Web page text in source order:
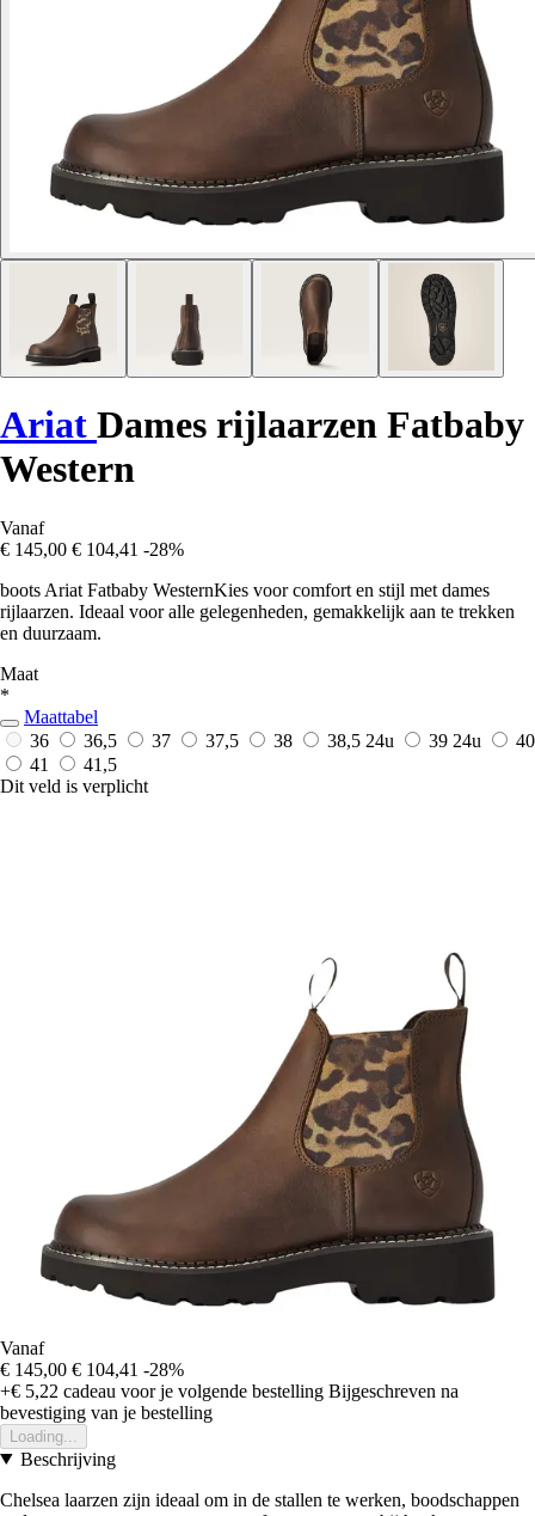
Ariat Dames rijlaarzen Fatbaby
Western
Vanaf
€ 145,00 € 104,41 -28%
boots Ariat Fatbaby WesternKies voor comfort en stijl met dames
rijlaarzen. Ideaal voor alle gelegenheden, gemakkelijk aan te trekken
en duurzaam.
Maat
*
Maattabel
36
36,5 37 37,5 38 38,5 24u 39 24u
40
41
41,5
Dit veld is verplicht
Vanaf
€ 145,00 € 104,41 -28%
+€ 5,22 cadeau voor je volgende bestelling Bijgeschreven na
bevestiging van je bestelling
Loading...
Beschrijving
Chelsea laarzen zijn ideaal om in de stallen te werken, boodschappen